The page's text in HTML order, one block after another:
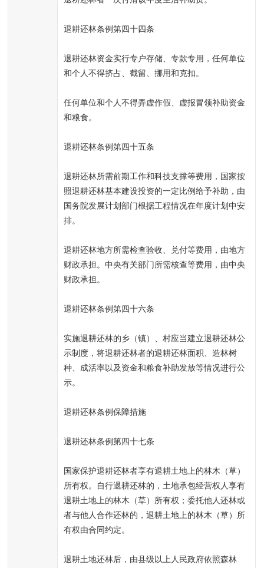
退耕还林条例第四十四条
退耕还林资金实行专户存储、专款专用，任何单位
和个人不得挤占、截留、挪用和克扣。
任何单位和个人不得弄虚作假、虚报冒领补助资金
和粮食。
退耕还林条例第四十五条
退耕还林所需前期工作和科技支撑等费用，国家按
照退耕还林基本建设投资的一定比例给予补助，由
国务院发展计划部门根据工程情况在年度计划中安
排。
退耕还林地方所需检查验收、兑付等费用，由地方
财政承担。中央有关部门所需核查等费用，由中央
财政承担。
退耕还林条例第四十六条
实施退耕还林的乡（镇）、村应当建立退耕还林公
示制度，将退耕还林者的退耕还林面积、造林树
种、成活率以及资金和粮食补助发放等情况进行公
示。
退耕还林条例保障措施
退耕还林条例第四十七条
国家保护退耕还林者享有退耕土地上的林木（草）
所有权。自行退耕还林的，土地承包经营权人享有
退耕土地上的林木（草）所有权；委托他人还林或
者与他人合作还林的，退耕土地上的林木（草）所
有权由合同约定。
退耕土地还林后，由县级以上人民政府依照森林